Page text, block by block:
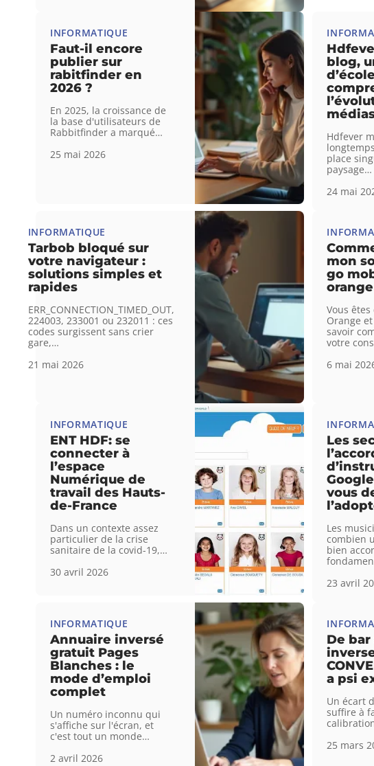
INFORMATIQUE
Faut-il encore
publier sur
rabitfinder en
2026 ?
En 2025, la croissance de
la base d'utilisateurs de
Rabbitfinder a marqué…
25 mai 2026
blog,
Hdfever
place
paysage…
24 mai
INFORMATIQUE
Tarbob bloqué sur
votre navigateur :
solutions simples et
rapides
ERR_CONNECTION_TIMED_OUT,
224003, 233001 ou 232011 : ces
codes surgissent sans crier
gare,…
21 mai 2026
mon
go
orange
Vous
Orange
savoir
votre
6 mai
INFORMATIQUE
ENT HDF: se
connecter à
l’espace
Numérique de
travail des Hauts-
de-France
Dans un contexte assez
particulier de la crise
sanitaire de la covid-19,…
30 avril 2026
Les
vous
Les
combien
bien
23 avril
INFORMATIQUE
Annuaire inversé
gratuit Pages
Blanches : le
mode d’emploi
complet
Un numéro inconnu qui
s'affiche sur l'écran, et
c'est tout un monde…
2 avril 2026
De
a psi
Un écart
suffire à
25 mars